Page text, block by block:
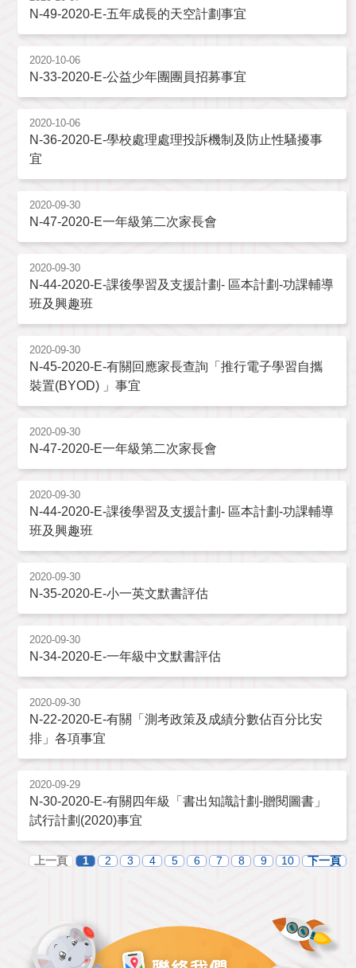
N-49-2020-E-五年成長的天空計劃事宜
2020-10-06
N-33-2020-E-公益少年團團員招募事宜
2020-10-06
N-36-2020-E-學校處理處理投訴機制及防止性騷擾事
宜
2020-09-30
N-47-2020-E一年級第二次家長會
2020-09-30
N-44-2020-E-課後學習及支援計劃- 區本計劃-功課輔導
班及興趣班
2020-09-30
N-45-2020-E-有關回應家長查詢「推行電子學習自攜
裝置(BYOD) 」事宜
2020-09-30
N-47-2020-E一年級第二次家長會
2020-09-30
N-44-2020-E-課後學習及支援計劃- 區本計劃-功課輔導
班及興趣班
2020-09-30
N-35-2020-E-小一英文默書評估
2020-09-30
N-34-2020-E-一年級中文默書評估
2020-09-30
N-22-2020-E-有關「測考政策及成績分數佔百分比安
排」各項事宜
2020-09-29
N-30-2020-E-有關四年級「書出知識計劃-贈閱圖書」
試行計劃(2020)事宜
上一頁 1 2 3 4 5 6 7 8 9 10 下一頁